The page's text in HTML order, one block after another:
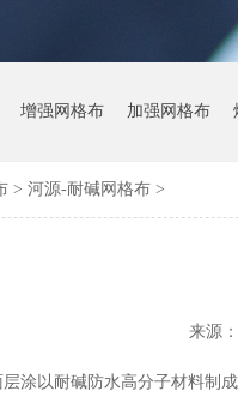
增强网格布 加强网格布
> 河源-耐碱网格布 >
来源：
涂以耐碱防水高分子材料制